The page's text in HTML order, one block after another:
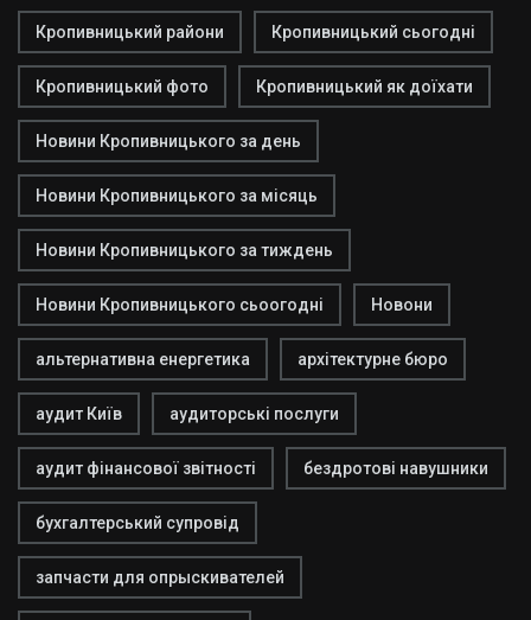
Кропивницький райони Кропивницький сьогодні
Кропивницький фото Кропивницький як доїхати
Новини Кропивницького за день
Новини Кропивницького за місяць
Новини Кропивницького за тиждень
Новини Кропивницького сьоогодні Новони
альтернативна енергетика архітектурне бюро
аудит Київ аудиторські послуги
аудит фінансової звітності бездротові навушники
бухгалтерський супровід
запчасти для опрыскивателей